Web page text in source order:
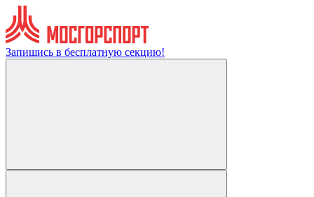
Запишись в бесплатную секцию!